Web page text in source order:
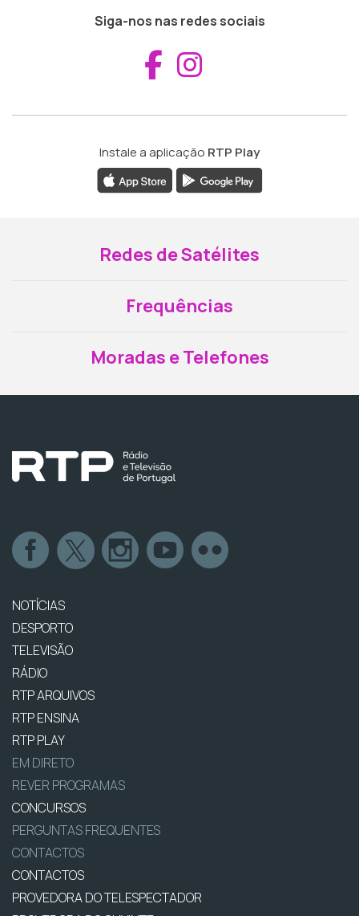
Siga-nos nas redes sociais
Aceder ao
Instale a aplicação RTP Play
Redes de Satélites
Frequências
Moradas e Telefones
NOTÍCIAS
DESPORTO
TELEVISÃO
RÁDIO
RTP ARQUIVOS
RTP ENSINA
RTP PLAY
EM DIRETO
REVER PROGRAMAS
CONCURSOS
PERGUNTAS FREQUENTES
CONTACTOS
CONTACTOS
PROVEDORA DO TELESPECTADOR